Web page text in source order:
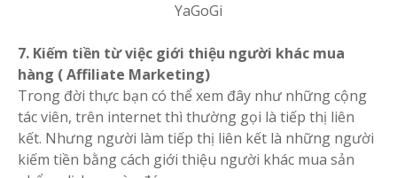
YaGoGi
7. Kiếm tiền từ việc giới thiệu người khác mua
hàng ( Affiliate Marketing)
Trong đời thực bạn có thể xem đây như những cộng
tác viên, trên internet thì thường gọi là tiếp thị liên
kết. Nhưng người làm tiếp thị liên kết là những người
kiếm tiền bằng cách giới thiệu người khác mua sản